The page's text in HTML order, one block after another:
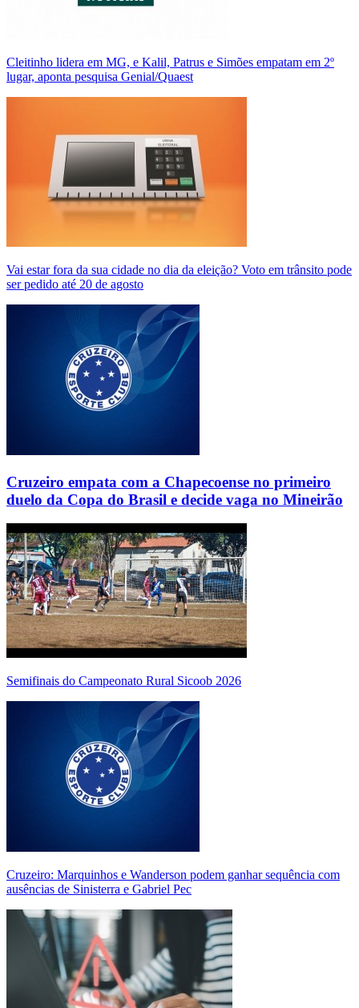
Cleitinho lidera em MG, e Kalil, Patrus e Simões empatam em 2º
lugar, aponta pesquisa Genial/Quaest
Vai estar fora da sua cidade no dia da eleição? Voto em trânsito pode
ser pedido até 20 de agosto
Cruzeiro empata com a Chapecoense no primeiro
duelo da Copa do Brasil e decide vaga no Mineirão
Semifinais do Campeonato Rural Sicoob 2026
Cruzeiro: Marquinhos e Wanderson podem ganhar sequência com
ausências de Sinisterra e Gabriel Pec